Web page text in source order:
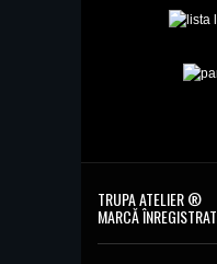
TRUPA ATELIER ®
MARCĂ